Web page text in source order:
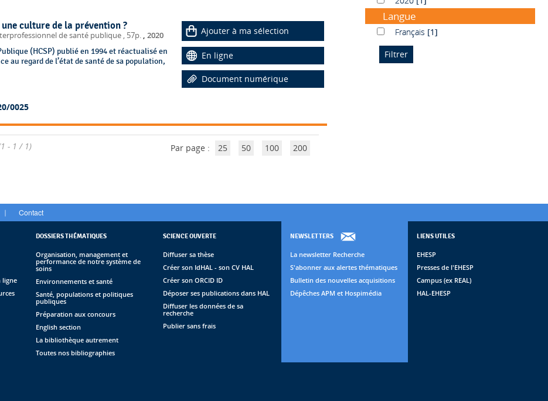
culture de la prévention ?
de santé publique , 57p. 2020
(HCSP) publié en 1994 et réactualisé en
au regard de l’état de santé de sa population,
Ajouter à ma sélection
En ligne
Document numérique
0025
- 1 / 1) Par page : 25 50 100 200
Langue
FrançaisFrançais [1]
| Contact
ligne
DOSSIERS THÉMATIQUES
Organisation, management et
performance de notre système de
soins
Environnements et santé
Santé, populations et politiques
publiques
Préparation aux concours
English section
La bibliothèque autrement
Toutes nos bibliographies
SCIENCE OUVERTE
Diffuser sa thèse
Créer son IdHAL - son CV HAL
Créer son ORCID ID
Déposer ses publications dans HAL
Diffuser les données de sa
recherche
Publier sans frais
NEWSLETTERS
La newsletter Recherche
S'abonner aux alertes thématiques
Bulletin des nouvelles acquisitions
Dépêches APM et Hospimédia
LIENS UTILES
EHESP
Presses de l'EHESP
Campus (ex REAL)
HAL-EHESP